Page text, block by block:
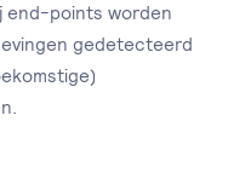
end-points worden
gedetecteerd